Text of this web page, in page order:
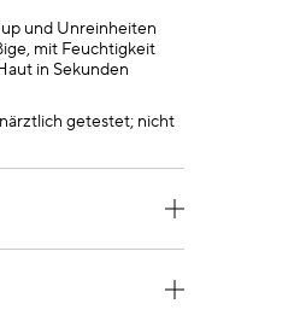
und Unreinheiten
mit Feuchtigkeit
in Sekunden
getestet; nicht